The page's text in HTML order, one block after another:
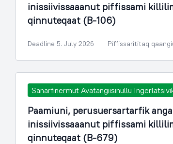
inissiivissaaanut piffissami
qinnuteqaat (B-106)
Deadline 5. July 2026 Piffissarititaq
Sanarfinermut Avatangiisinullu
Paamiuni, perusuersartarfik
inissiivissaaanut piffissami
qinnuteqaat (B-679)